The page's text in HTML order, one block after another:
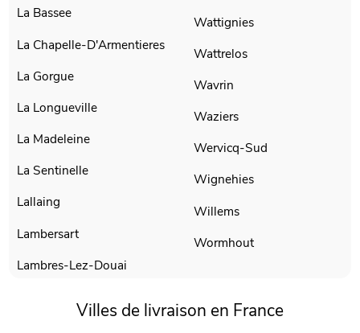
La Bassee
La Chapelle-D'Armentieres
La Gorgue
La Longueville
La Madeleine
La Sentinelle
Lallaing
Lambersart
Lambres-Lez-Douai
Wattignies
Wattrelos
Wavrin
Waziers
Wervicq-Sud
Wignehies
Willems
Wormhout
Villes de livraison en France